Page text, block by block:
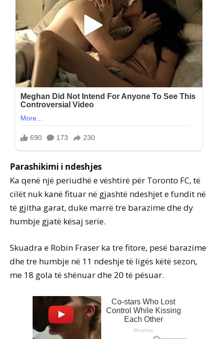
Parashikimi i ndeshjes
Ka qenë një periudhë e vështirë për Toronto FC, të
cilët nuk kanë fituar në gjashtë ndeshjet e fundit në
të gjitha garat, duke marrë tre barazime dhe dy
humbje gjatë kësaj serie.
Skuadra e Robin Fraser ka tre fitore, pesë barazime
dhe tre humbje në 11 ndeshje të ligës këtë sezon,
me 18 gola të shënuar dhe 20 të pësuar.